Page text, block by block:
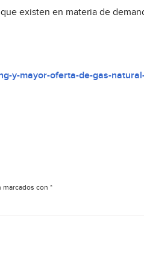
existen en materia de
y-mayor-oferta-de-gas-
con *